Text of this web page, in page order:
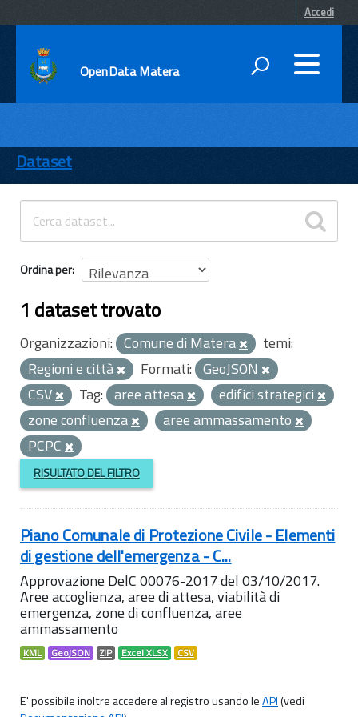
Accedi
OpenData Matera
ENTI
TEMI
INFORMAZIONI
Dataset
Ordina per
1 dataset trovato
Organizzazioni: Comune di Matera
temi:
Regioni e città
Formati: GeoJSON
CSV
Tag: aree attesa
edifici strategici
zone confluenza
aree ammassamento
PCPC
RISULTATO DEL FILTRO
Piano Comunale di Protezione Civile - Elementi
di gestione dell'emergenza - C...
Approvazione DelC 00076-2017 del 03/10/2017.
Aree accoglienza, aree di attesa, viabilità di
emergenza, zone di confluenza, aree
ammassamento
KML GeoJSON ZIP Excel XLSX CSV
E' possibile inoltre accedere al registro usando leAPI(vedi